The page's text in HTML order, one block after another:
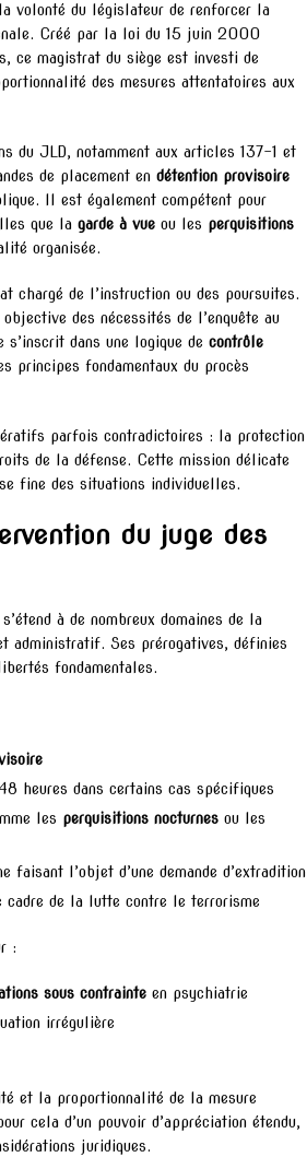
volonté du législateur de renforcer la
Créé par la loi du 15 juin 2000
ce magistrat du siège est investi de
des mesures attentatoires aux
du JLD, notamment aux articles 137-1 et
de placement en détention provisoire
Il est également compétent pour
que la garde à vue ou les perquisitions
organisée.
chargé de l’instruction ou des poursuites.
des nécessités de l’enquête au
dans une logique de contrôle
principes fondamentaux du procès
parfois contradictoires : la protection
de la défense. Cette mission délicate
fine des situations individuelles.
du juge des
à de nombreux domaines de la
administratif. Ses prérogatives, définies
fondamentales.
heures dans certains cas spécifiques
les perquisitions nocturnes ou les
faisant l’objet d’une demande d’extradition
cadre de la lutte contre le terrorisme
:
sous contrainte en psychiatrie
irrégulière
et la proportionnalité de la mesure
cela d’un pouvoir d’appréciation étendu,
juridiques.